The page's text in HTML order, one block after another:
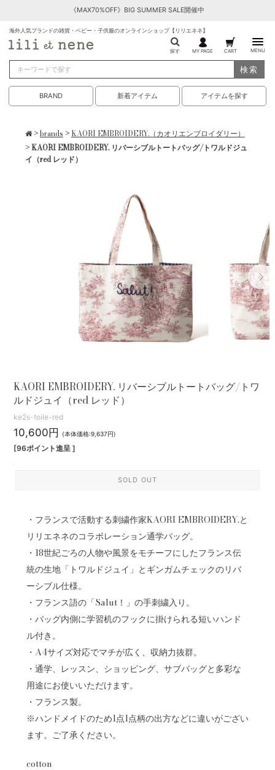
《MAX70%OFF》BIG SUMMER SALE開催中
海外人気ブランドの雑貨・ベビー・子供服のオンラインショップ【リリエネネ】
探す MY PAGE CART MENU
検索
BRAND 新着アイテム アイテムを探す
>brands > KAORI EMBROIDERY.（カオリエンブロイダリー）
> KAORI EMBROIDERY. リバーシブルトートバッグ/トワルドジュ
イ（red レッド）
KAORI EMBROIDERY. リバーシブルトートバッグ/トワ
ルドジュイ（red レッド）
ke2s-toile-red
10,600円 (本体価格:9,637円)
[96ポイント進呈 ]
SOLD OUT
・フランスで活動する刺繍作家KAORI EMBROIDERY.と
リリエネネのコラボレーション通学バッグ。
・18世紀ごろの人物や風景をモチーフにしたフランス伝
統の生地「トワルドジュイ」とギンガムチェックのリバ
ーシブル仕様。
・フランス語の「Salut！」の手刺繍入り。
・バッグ内側に学習机のフックに掛けられる短いハンド
ル付き。
・A4サイズ対応でマチが広く、収納力抜群。
・通学、レッスン、ショッピング、サブバッグと多彩な
用途にお使いいただけます。
・フランス製。
※ハンドメイドのため1点1点柄の出方などに違いがござい
ます。ご了承ください。
cotton